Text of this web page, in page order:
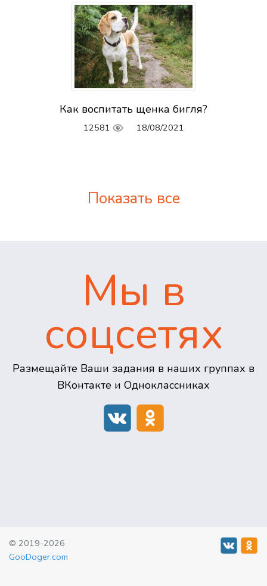
Как воспитать щенка бигля?
12581 18/08/2021
Показать все
Мы в
соцсетях
Размещайте Ваши задания в наших группах в
ВКонтакте и Одноклассниках
© 2019-2026
GooDoger.com